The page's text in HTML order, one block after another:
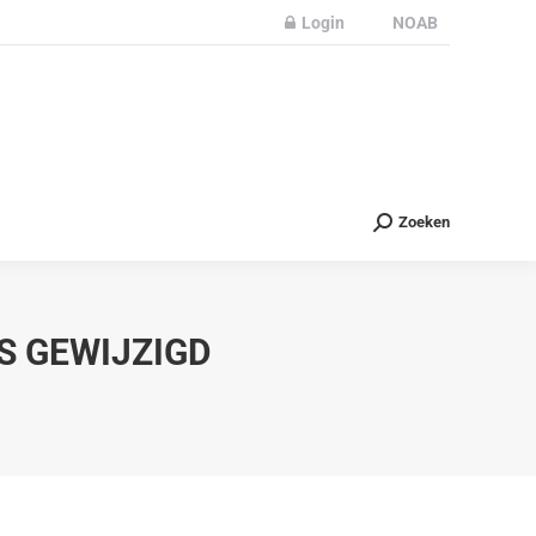
Login NOAB
Zoeken
GEWIJZIGD
Partners Nieuws Contact Zoeken